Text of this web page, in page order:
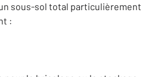
sous-sol total particulièrement
: